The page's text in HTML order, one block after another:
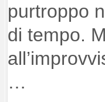
purtroppo
di tempo.
…